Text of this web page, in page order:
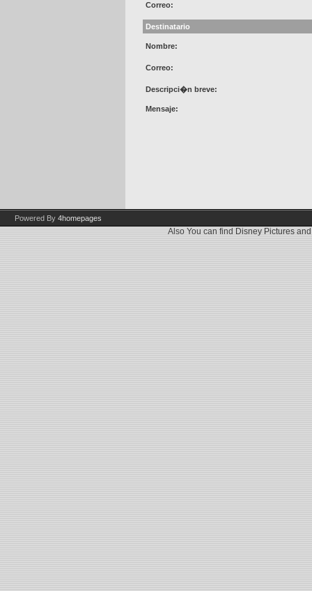
Correo:
Destinatario
Nombre:
Correo:
Descripci�n breve:
Mensaje:
Powered By 4homepages
Also You can find Disney Pictures